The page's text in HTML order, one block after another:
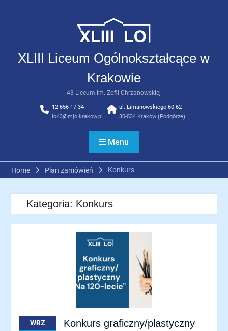
XLIII Liceum Ogólnokształcące w
Krakowie
43 Liceum im. Zofii Chrzanowskiej
12 656 17 34
lo43@mjo.krakow.pl
ul. Limanowskiego 60-62
30-534 Kraków (Podgórze)
Menu
Home Plan zamówień Konkurs
Kategoria: Konkurs
WRZ
Konkurs graficzny/plastyczny